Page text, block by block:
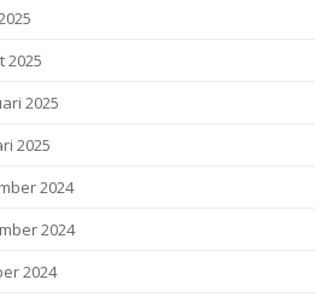
van volmacht in
2025
2025
2025
2024
2024
2024